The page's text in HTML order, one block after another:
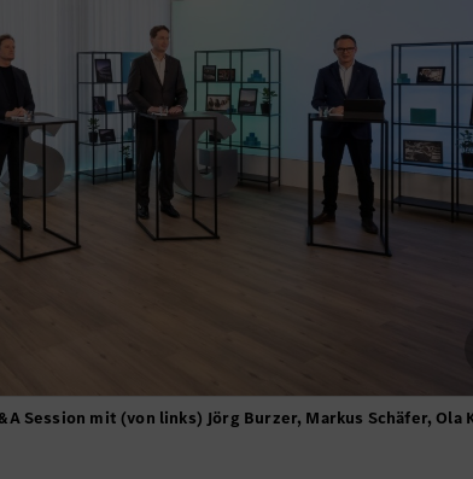
Session mit (von links) Jörg Burzer, Markus Schäfer, Ola